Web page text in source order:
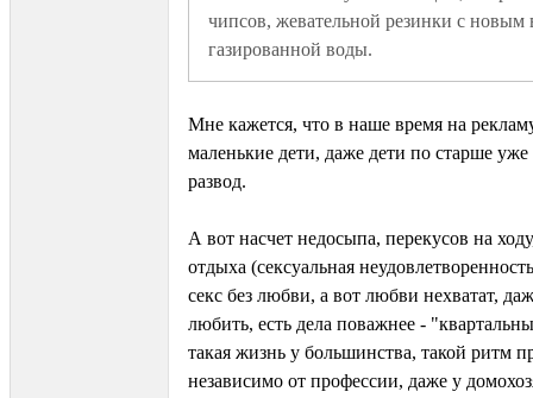
чипсов, жевательной резинки с новым
газированной воды.
Мне кажется, что в наше время на
маленькие дети, даже дети по старше уже
развод.
А вот насчет недосыпа, перекусов на
отдыха (сексуальная
секс без любви, а вот любви нехватат,
любить, есть дела поважнее -
такая жизнь у большинства, такой ритм
независимо от профессии, даже у